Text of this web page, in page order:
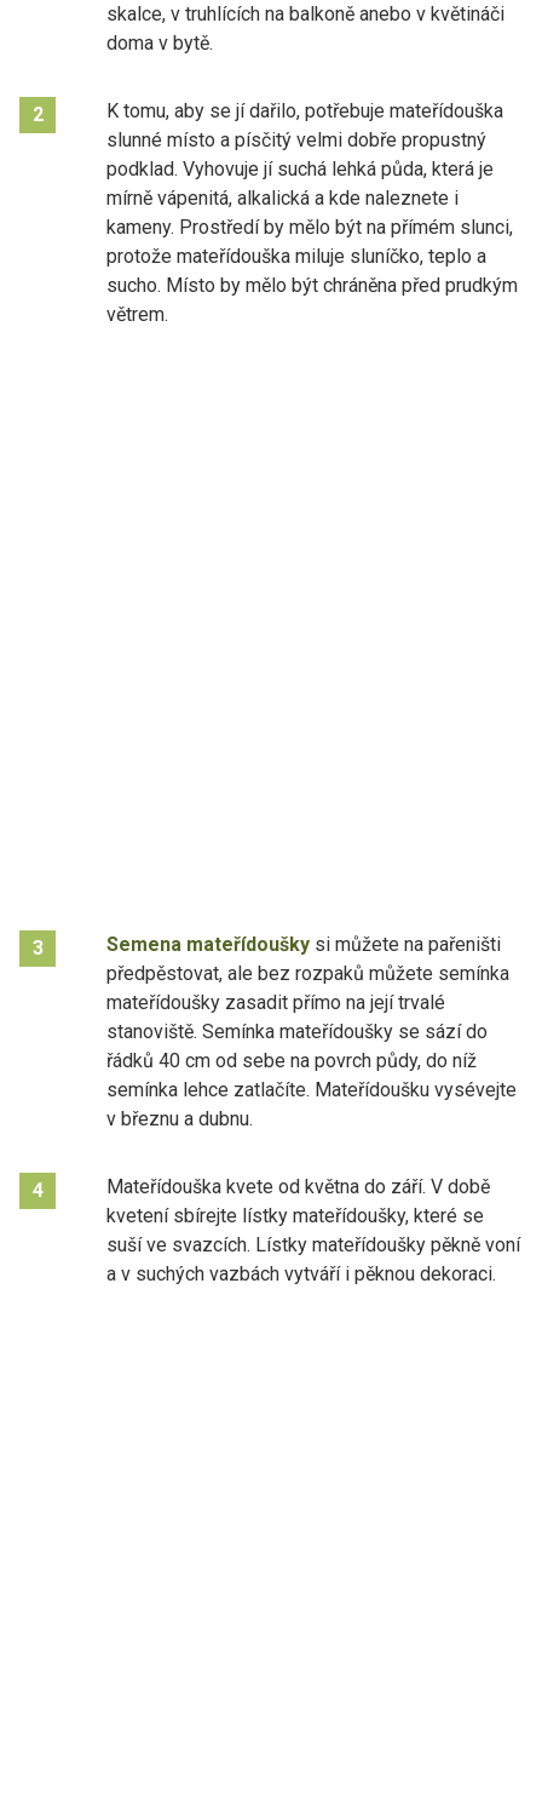
skalce, v truhlících na balkoně anebo v květináči
doma v bytě.
2
K tomu, aby se jí dařilo, potřebuje mateřídouška
slunné místo a písčitý velmi dobře propustný
podklad. Vyhovuje jí suchá lehká půda, která je
mírně vápenitá, alkalická a kde naleznete i
kameny. Prostředí by mělo být na přímém slunci,
protože mateřídouška miluje sluníčko, teplo a
sucho. Místo by mělo být chráněna před prudkým
větrem.
3 Semena mateřídoušky si můžete na pařeništi
předpěstovat, ale bez rozpaků můžete semínka
mateřídoušky zasadit přímo na její trvalé
stanoviště. Semínka mateřídoušky se sází do
řádků 40 cm od sebe na povrch půdy, do níž
semínka lehce zatlačíte. Mateřídoušku vysévejte
v březnu a dubnu.
4
Mateřídouška kvete od května do září. V době
kvetení sbírejte lístky mateřídoušky, které se
suší ve svazcích. Lístky mateřídoušky pěkně voní
a v suchých vazbách vytváří i pěknou dekoraci.